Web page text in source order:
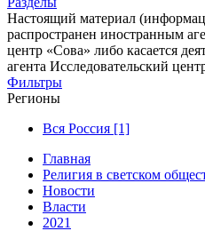
Настоящий материал
распространен иностранным
центр «Сова» либо касается
агента Исследовательский
Фильтры
Регионы
Вся Россия [1]
Главная
Религия в светском
Новости
Власти
2021